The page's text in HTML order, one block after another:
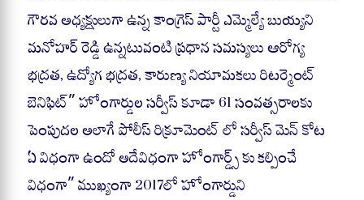
గౌరవ అధ్యక్షులుగా ఉన్న కాంగ్రెస్ పార్టీ ఎమ్మెల్యే బుయ్యని
మనోహర్ రెడ్డి ఉన్నటువంటి ప్రధాన సమస్యలు ఆరోగ్య
భద్రత, ఉద్యోగ భద్రత, కారుణ్య నియామకలు రిటర్మెంట్
బెనిఫిట్” హోంగార్డుల సర్వీస్ కూడా 61 సంవత్సరాలకు
పెంపుదల అలాగే పోలీస్ రిక్రూమెంట్ లో సర్వీస్ మెన్ కోట
ఏ విధంగా ఉందో అదేవిధంగా హోంగార్డ్స్ కు కల్పించే
విధంగా” ముఖ్యంగా 2017లో హోంగార్డుని